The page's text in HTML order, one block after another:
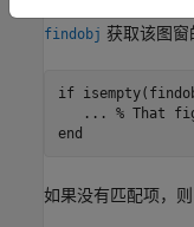
findobj 获取该图窗
if
...
% That
end
如果没有匹配项，则